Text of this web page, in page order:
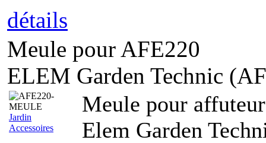
détails
Meule pour AFE220
ELEM Garden Technic
Jardin
Accessoires
Meule pour
Elem Garden